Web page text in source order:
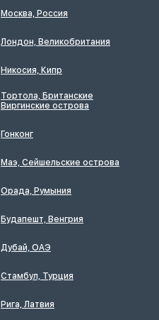
Москва, Россия
Лондон, Великобритания
Никосия, Кипр
Тортола, Британские
Виргинские острова
Гонконг
Маэ, Сейшельские острова
Орада, Румыния
Будапешт, Венгрия
Дубай, ОАЭ
Стамбул, Турция
Рига, Латвия